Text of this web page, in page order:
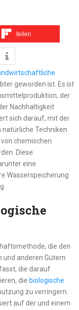
teilen
geworden ist. Es ist
der
Nachhaltigkeit
sich darauf, mit der
natürliche Techniken
chemischen
Diese
eine
Wasserspeicherung
die den
und anderen Gütern
die darauf
die biologische
zu verringern.
auf der und einem